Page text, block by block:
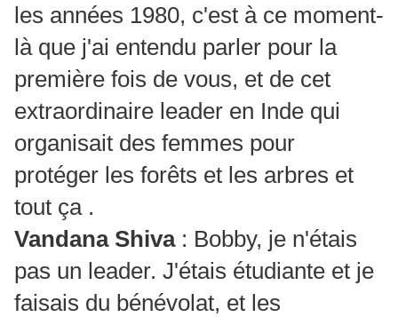
les années 1980, c'est à ce moment-
là que j'ai entendu parler pour la
première fois de vous, et de cet
extraordinaire leader en Inde qui
organisait des femmes pour
protéger les forêts et les arbres et
tout ça .
Vandana Shiva: Bobby, je n'étais
pas un leader. J'étais étudiante et je
faisais du bénévolat, et les